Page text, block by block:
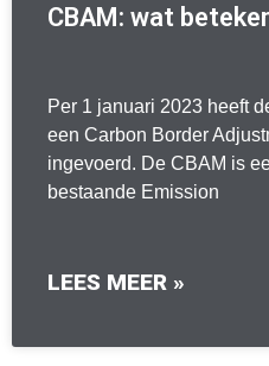
CBAM: wat
Per 1 januari 2023 heeft
een Carbon Border
ingevoerd. De CBAM is
bestaande Emission
LEES MEER »